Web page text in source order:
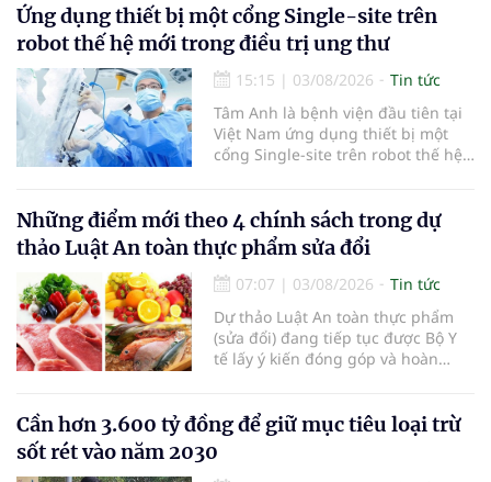
đồng cảm, gắn kết cao giữa thầy
thuốc với bệnh nhân.
Ứng dụng thiết bị một cổng Single-site trên
robot thế hệ mới trong điều trị ung thư
15:15 | 03/08/2026
Tin tức
Tâm Anh là bệnh viện đầu tiên tại
Việt Nam ứng dụng thiết bị một
cổng Single-site trên robot thế hệ
Những điểm mới theo 4 chính sách trong dự
thảo Luật An toàn thực phẩm sửa đổi
07:07 | 03/08/2026
Tin tức
Dự thảo Luật An toàn thực phẩm
(sửa đổi) đang tiếp tục được Bộ Y
tế lấy ý kiến đóng góp và hoàn
cường hậu kiểm, ứng dụng chuyển
đổi số, kiểm soát nguy cơ theo toàn
bộ chuỗi cung ứng và nâng cao
Cần hơn 3.600 tỷ đồng để giữ mục tiêu loại trừ
sốt rét vào năm 2030